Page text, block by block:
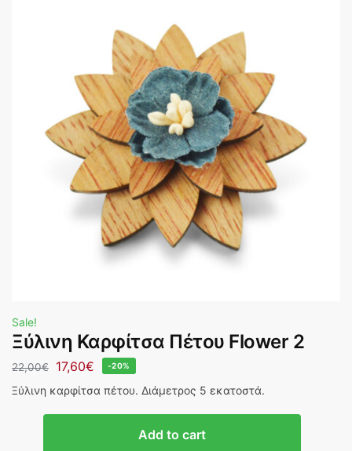
Sale!
Ξύλινη Καρφίτσα Πέτου Flower 2
22,00€ 17,60€ -20%
Ξύλινη καρφίτσα πέτου. Διάμετρος 5 εκατοστά.
Add to cart